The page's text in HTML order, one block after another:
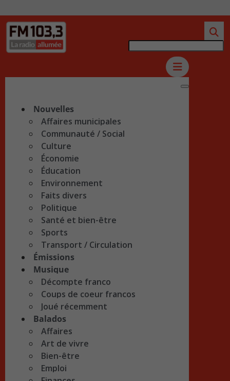
Nouvelles
Affaires municipales
Communauté / Social
Culture
Économie
Éducation
Environnement
Faits divers
Politique
Santé et bien-être
Sports
Transport / Circulation
Émissions
Musique
Décompte franco
Coups de coeur francos
Joué récemment
Balados
Affaires
Art de vivre
Bien-être
Emploi